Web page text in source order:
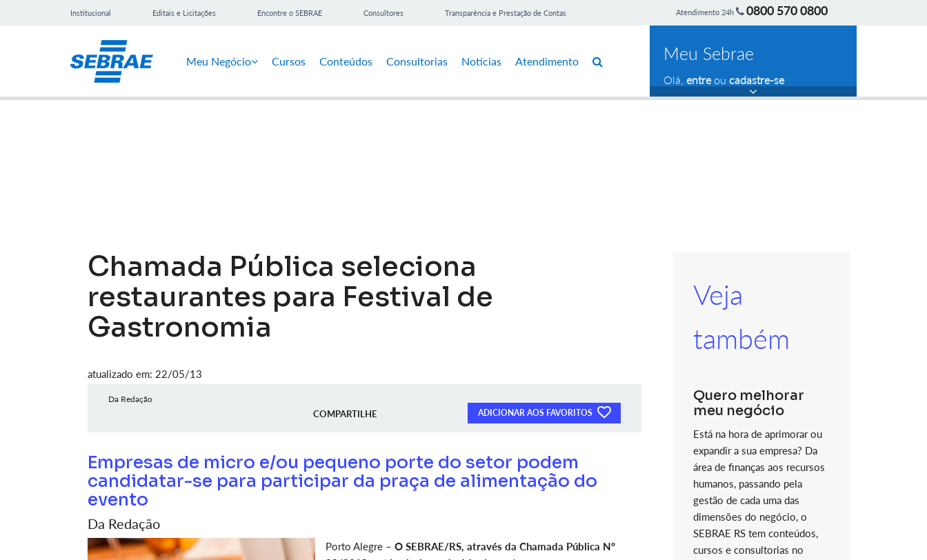
Institucional Editais e Licitações Encontre o SEBRAE Consultores Transparência e Prestação de Contas Atendimento 24h 0800 570 0800
Meu Negócio Cursos Conteúdos Consultorias Notícias Atendimento Meu Sebrae
Olá, entreou cadastre-se
Chamada Pública seleciona
restaurantes para Festival de
Gastronomia
atualizado em: 22/05/13
Da Redação
COMPARTILHE ADICIONAR AOS FAVORITOS
Empresas de micro e/ou pequeno porte do setor podem
candidatar-se para participar da praça de alimentação do
evento
Da Redação
Porto Alegre – O SEBRAE/RS, através da Chamada Pública Nº
Veja
também
Quero melhorar
meu negócio
Está na hora de aprimorar ou
expandir a sua empresa? Da
área de finanças aos recursos
humanos, passando pela
gestão de cada uma das
dimensões do negócio, o
SEBRAE RS tem conteúdos,
cursos e consultorias no